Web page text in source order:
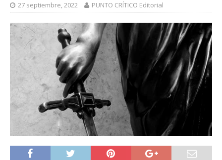
27 septiembre, 2022 PUNTO CRÍTICO Editorial